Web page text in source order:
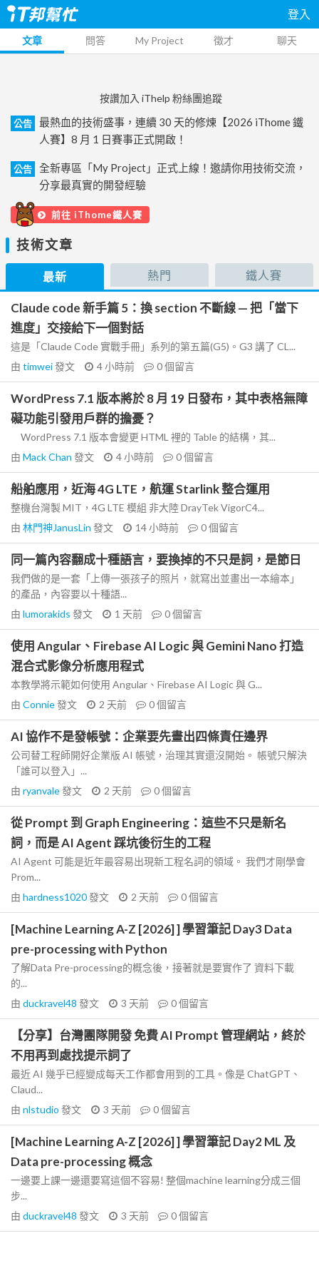
登入
文章 問答 My Project 徵才 聊天
按讚加入 iThelp 粉絲團追蹤
公告
最熱血的技術盛事，連續 30 天的修煉【2026 iThome 鐵
人賽】8 月 1 日賽事正式開啟！
公告
全新專區「My Project」正式上線！邀請你用技術交流，
分享最真實的開發經驗
前往 iThome鐵人賽
技術文章
最新 熱門 鐵人賽
Claude code 新手篇 5：換 section 不斷線 — 把「當下
進度」交接給下一個對話
這是「Claude Code 實戰手冊」系列的第五篇(G5)。G3 講了 CL...
由 timwei發文 4 小時前 0個留言
WordPress 7.1 版本將於 8 月 19 日發布，其中表格無障
礙功能引發用戶群的擔憂？
WordPress 7.1 版本會變更 HTML 裡的 Table 的結構，其...
由 Mack Chan 發文 4 小時前 0個留言
船舶應用，近海 4G LTE，航運 Starlink 整合運用
整機台灣製 MIT，4G LTE 模組 非大陸 DrayTek VigorC4...
由 林門神JanusLin 發文 14 小時前 0個留言
同一篇內容翻成十種語言，要換掉的不只是詞，是節日
我們做的是一套「上傳一張孩子的照片，就寫出並畫出一本繪本」
的產品，內容要以十種語...
由 lumorakids 發文 1 天前 0個留言
使用 Angular、Firebase AI Logic 與 Gemini Nano 打造
混合式影像分析應用程式
本教學將示範如何使用 Angular、Firebase AI Logic 與 G...
由 Connie發文 2 天前 0個留言
AI 協作不是發帳號：企業要先畫出四條責任邊界
公司替工程師開好企業版 AI 帳號，治理其實還沒開始。 帳號只解決
「誰可以登入」...
由 ryanvale發文 2 天前 0個留言
從 Prompt 到 Graph Engineering：這些不只是新名
詞，而是 AI Agent 踩坑後衍生的工程
AI Agent 可能是近年最容易出現新工程名詞的領域。 我們才剛學會
Prom...
由 hardness1020發文 2 天前 0個留言
[Machine Learning A-Z [2026] ] 學習筆記 Day3 Data
pre-processing with Python
了解Data Pre-processing的概念後，接著就是要實作了 資料下載
的...
由 duckravel48 發文 3 天前 0個留言
【分享】台灣團隊開發 免費 AI Prompt 管理網站，終於
不用再到處找提示詞了
最近 AI 幾乎已經變成每天工作都會用到的工具。像是 ChatGPT、
Claud...
由 nlstudio 發文 3 天前 0個留言
[Machine Learning A-Z [2026] ] 學習筆記 Day2 ML 及
Data pre-processing 概念
一邊要上課一邊還要寫這個不容易! 整個machine learning分成三個
步...
由 duckravel48 發文 3 天前 0個留言